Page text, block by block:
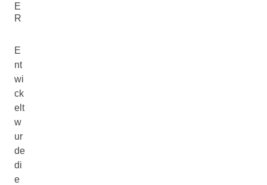
E
R
E
nt
wi
ck
elt
w
ur
de
di
e